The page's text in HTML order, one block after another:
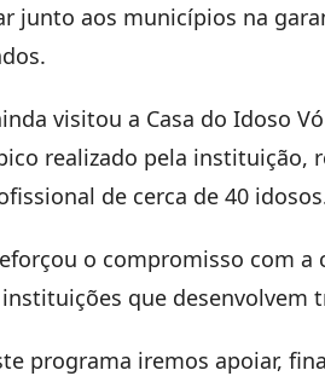
junto aos municípios na
visitou a Casa do Idoso
realizado pela instituição,
de cerca de 40
o compromisso com a
que desenvolvem
programa iremos apoiar,